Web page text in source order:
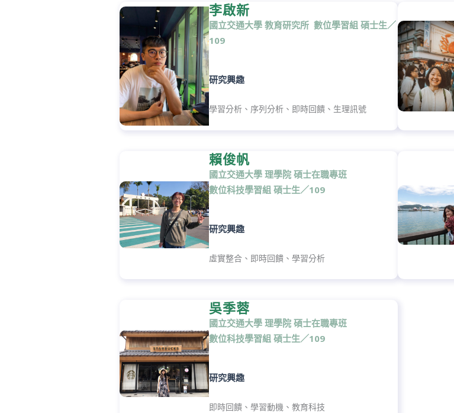
李啟新
國立交通大學 教育研究所 數位學習組 碩士生／
109
研究興趣
學習分析、序列分析、即時回饋、生理訊號
賴俊帆
國立交通大學 理學院 碩士在職專班
數位科技學習組 碩士生／109
研究興趣
虛實整合、即時回饋、學習分析
吳季蓉
國立交通大學 理學院 碩士在職專班
數位科技學習組 碩士生／109
研究興趣
即時回饋、學習動機、教育科技